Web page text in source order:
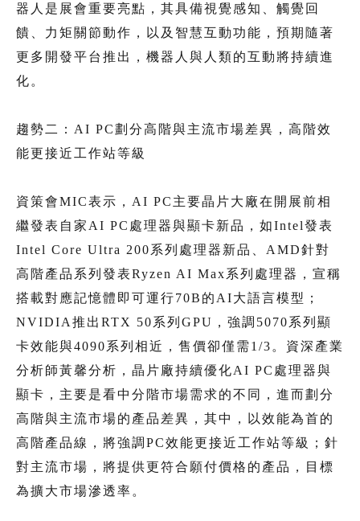
器人是展會重要亮點，其具備視覺感知、觸覺回
饋、力矩關節動作，以及智慧互動功能，預期隨著
更多開發平台推出，機器人與人類的互動將持續進
化。
趨勢二：AI PC劃分高階與主流市場差異，高階效
能更接近工作站等級
資策會MIC表示，AI PC主要晶片大廠在開展前相
繼發表自家AI PC處理器與顯卡新品，如Intel發表
Intel Core Ultra 200系列處理器新品、AMD針對
高階產品系列發表Ryzen AI Max系列處理器，宣稱
搭載對應記憶體即可運行70B的AI大語言模型；
NVIDIA推出RTX 50系列GPU，強調5070系列顯
卡效能與4090系列相近，售價卻僅需1/3。資深產業
分析師黃馨分析，晶片廠持續優化AI PC處理器與
顯卡，主要是看中分階市場需求的不同，進而劃分
高階與主流市場的產品差異，其中，以效能為首的
高階產品線，將強調PC效能更接近工作站等級；針
對主流市場，將提供更符合願付價格的產品，目標
為擴大市場滲透率。